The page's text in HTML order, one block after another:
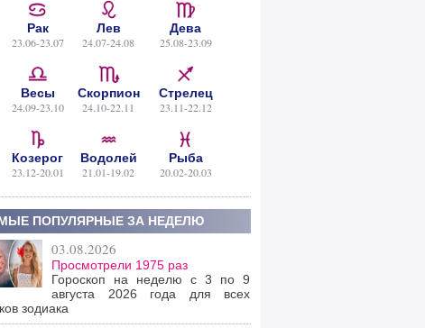
Рак
23.06-23.07
Лев
24.07-24.08
Дева
25.08-23.09
Весы
24.09-23.10
Скорпион
24.10-22.11
Стрелец
23.11-22.12
Козерог
23.12-20.01
Водолей
21.01-19.02
Рыба
20.02-20.03
ПОПУЛЯРНЫЕ ЗА НЕДЕЛЮ
03.08.2026
Просмотрели 1975 раз
Гороскоп на неделю с 3 по 9
августа 2026 года для всех
зодиака